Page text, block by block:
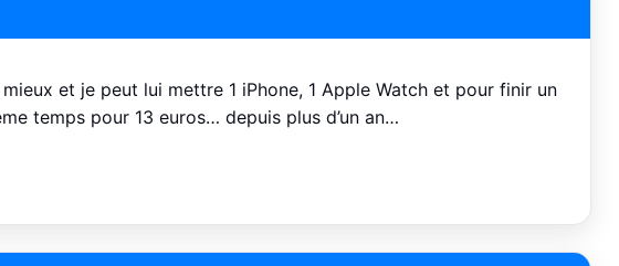
et je peut lui mettre 1 iPhone, 1 Apple Watch et pour finir un
temps pour 13 euros… depuis plus d’un an…